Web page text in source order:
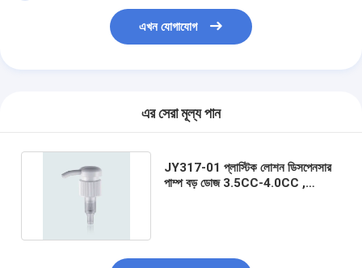
এখন যোগাযোগ
এর সেরা মূল্য পান
JY317-01 প্লাস্টিক লোশন ডিসপেনসার
পাম্প বড় ডোজ 3.5CC-4.0CC ,